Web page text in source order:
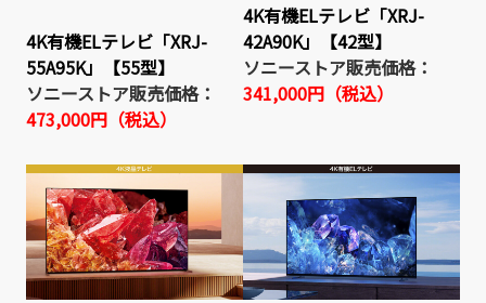
4K有機ELテレビ「XRJ-
55A95K」【55型】
ソニーストア販売価格：
473,000円（税込）
4K有機ELテレビ「XRJ-
42A90K」【42型】
ソニーストア販売価格：
341,000円（税込）